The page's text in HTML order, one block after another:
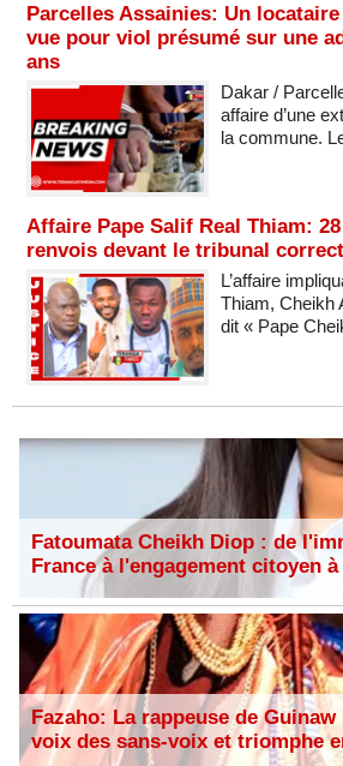
Parcelles Assainies: Un
vue pour viol présumé sur une
ans
Dakar /
affaire d’une
la commune.
Affaire Pape Salif Real Thiam:
renvois devant le tribunal
L’affaire
Thiam, Cheikh
dit « Pape
Fatoumata Cheikh Diop : de
France à l'engagement citoyen
Fazaho: La rappeuse de
voix des sans-voix et triomphe